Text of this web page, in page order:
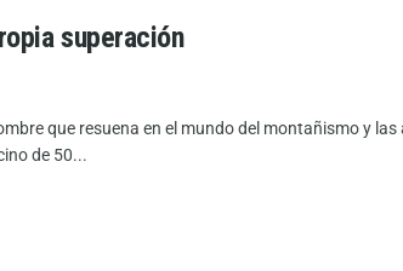
superación
que resuena en el mundo del montañismo y
de 50...